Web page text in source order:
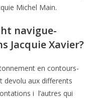
Michel Main.
navigue-
Jacquie Xavier?
en contours-
devolu aux differents
i l’autres qui